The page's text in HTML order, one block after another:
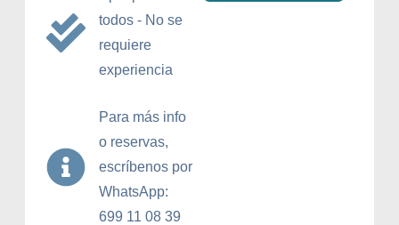
todos - No se
requiere
experiencia
Para más info
o reservas,
escríbenos por
WhatsApp:
699 11 08 39